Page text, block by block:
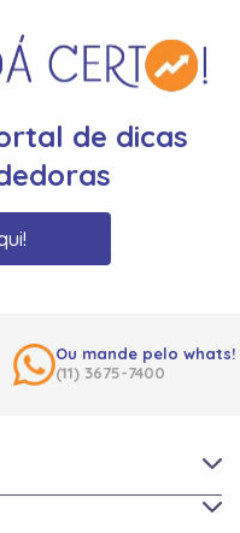
de dicas
Ou mande pelo whats!
(11) 3675-7400